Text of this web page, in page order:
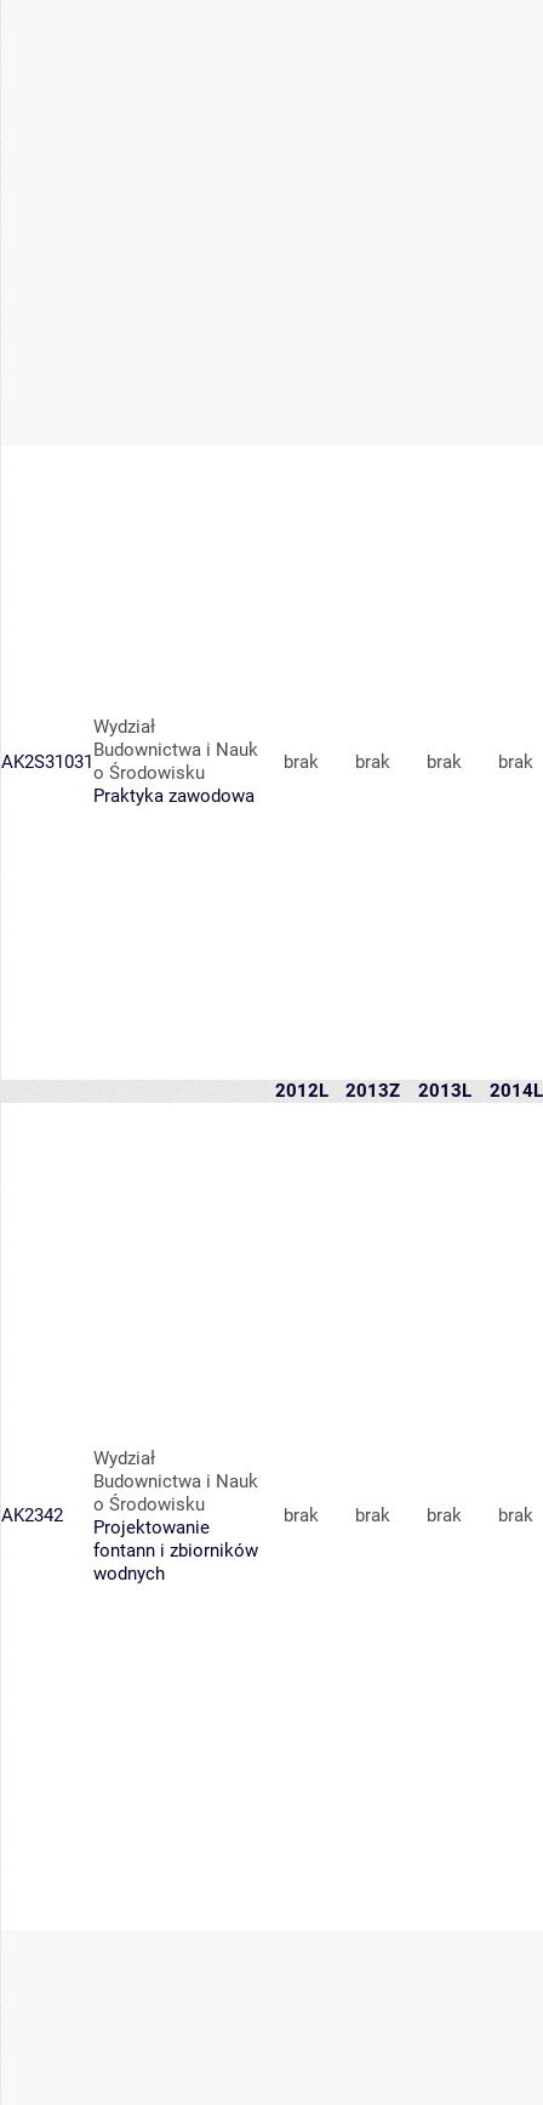
AK2S31031
Wydział
Budownictwa i Nauk
o Środowisku
Praktyka zawodowa
brak brak brak brak
2012L 2013Z 2013L 2014L
AK2342
Wydział
Budownictwa i Nauk
o Środowisku
Projektowanie
fontann i zbiorników
wodnych
brak brak brak brak